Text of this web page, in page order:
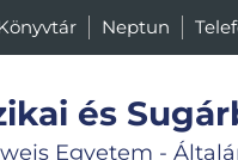
Neptun
és
Egyetem -